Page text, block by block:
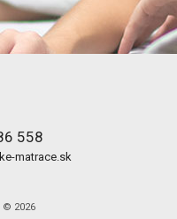
558
matrace.sk
© 2026